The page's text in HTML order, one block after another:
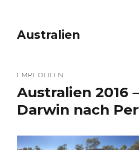
Australien
EMPFOHLEN
Australien 2016
Darwin nach